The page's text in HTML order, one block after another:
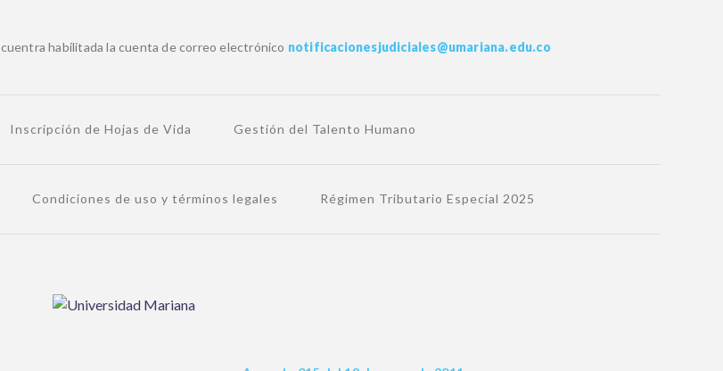
habilitada la cuenta de correo electrónico notificacionesjudiciales@umariana.edu.co
Inscripción de Hojas de Vida Gestión del Talento Humano
Condiciones de uso y términos legales Régimen Tributario Especial 2025